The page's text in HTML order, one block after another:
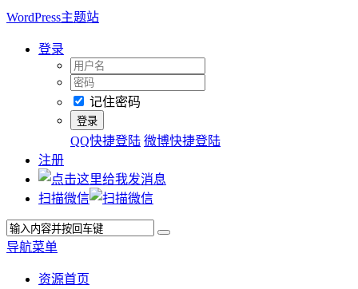
WordPress主题站
登录
记住密码
QQ快捷登陆 微博快捷登陆
注册
扫描微信
导航菜单
资源首页